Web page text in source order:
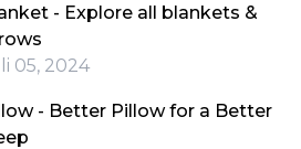
- Explore all blankets &
05, 2024
- Better Pillow for a Better